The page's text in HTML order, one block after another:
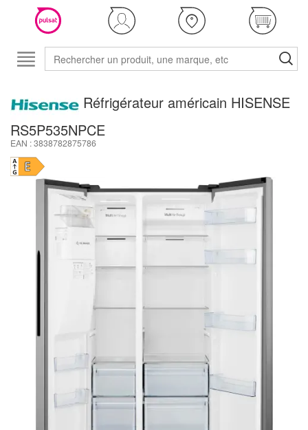
Réfrigérateur américain HISENSE
RS5P535NPCE
EAN : 3838782875786